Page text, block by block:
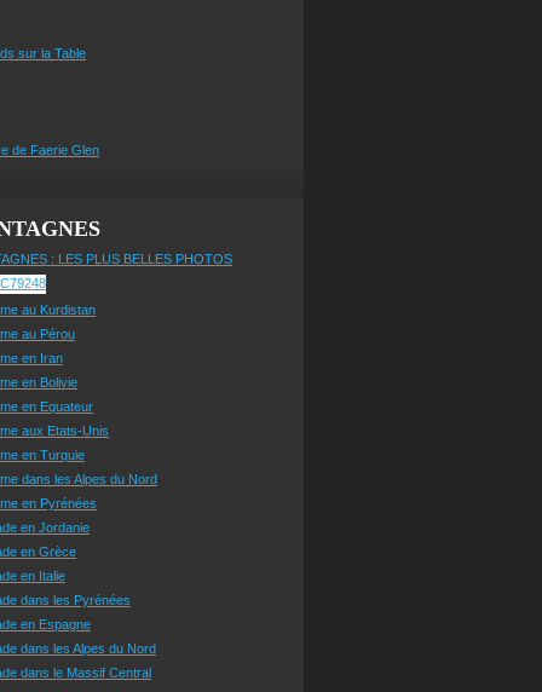
sur la Table
de Faerie Glen
: LES PLUS BELLES PHOTOS
au Kurdistan
au Pérou
en Iran
en Bolivie
en Equateur
aux Etats-Unis
en Turquie
dans les Alpes du Nord
en Pyrénées
en Jordanie
en Grèce
en Italie
dans les Pyrénées
en Espagne
dans les Alpes du Nord
dans le Massif Central